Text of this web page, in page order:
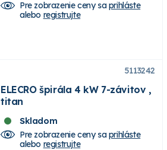
Pre zobrazenie ceny saprihláste
alebo registrujte
5113242
ELECRO špirála 4 kW 7-závitov ,
titan
Skladom
Pre zobrazenie ceny saprihláste
alebo registrujte